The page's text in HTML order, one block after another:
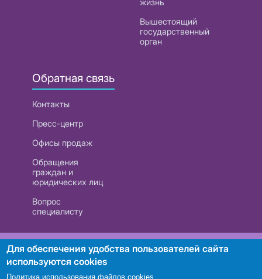
жизнь
Вышестоящий
государственный
орган
Обратная связь
Контакты
Пресс-центр
Офисы продаж
Обращения
граждан и
юридических лиц
Вопрос
специалисту
РУП «Белтелеком». УНП 101007741
Для обеспечения удобства пользователей сайта
используются cookies
Политика использования файлов cookies